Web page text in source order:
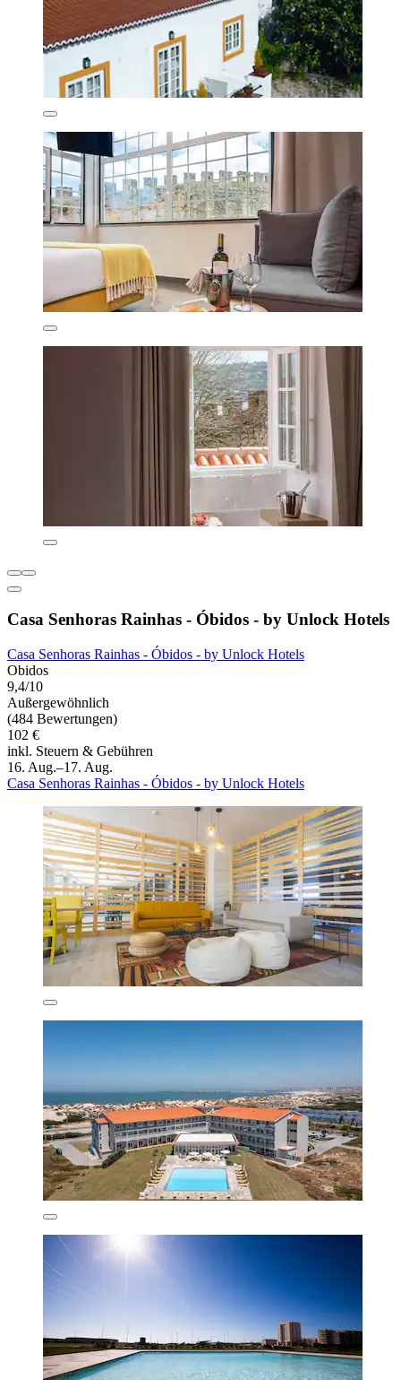
Casa Senhoras Rainhas - Óbidos - by Unlock Hotels
Casa Senhoras Rainhas - Óbidos - by Unlock Hotels
Obidos
9,4/10
Außergewöhnlich
(484 Bewertungen)
102 €
inkl. Steuern & Gebühren
16. Aug.–17. Aug.
Casa Senhoras Rainhas - Óbidos - by Unlock Hotels